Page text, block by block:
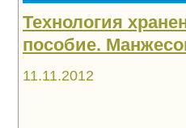
Технология
пособие.
11.11.2012